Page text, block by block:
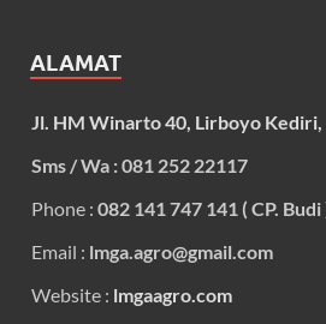
ALAMAT
Jl. HM Winarto 40, Lirboyo
Sms / Wa : 081 252 22117
Phone : 082 141 747 141 ( CP. Budi
Email : lmga.agro@gmail.com
Website : lmgaagro.com